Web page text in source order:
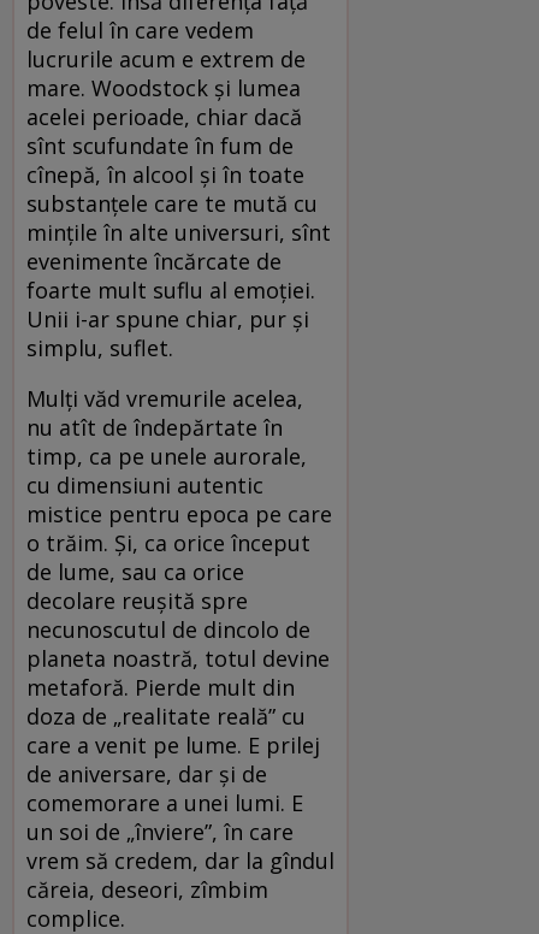
de felul în care vedem
lucrurile acum e extrem de
mare. Woodstock și lumea
acelei perioade, chiar dacă
sînt scufundate în fum de
cînepă, în alcool și în toate
substanțele care te mută cu
mințile în alte universuri, sînt
evenimente încărcate de
foarte mult suflu al emoției.
Unii i-ar spune chiar, pur și
simplu, suflet.
Mulți văd vremurile acelea,
nu atît de îndepărtate în
timp, ca pe unele aurorale,
cu dimensiuni autentic
mistice pentru epoca pe care
o trăim. Și, ca orice început
de lume, sau ca orice
decolare reușită spre
necunoscutul de dincolo de
planeta noastră, totul devine
metaforă. Pierde mult din
doza de „realitate reală” cu
care a venit pe lume. E prilej
de aniversare, dar și de
comemorare a unei lumi. E
un soi de „înviere”, în care
vrem să credem, dar la gîndul
căreia, deseori, zîmbim
complice.